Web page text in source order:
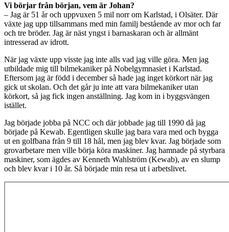
Vi börjar från början, vem är Johan?
– Jag är 51 år och uppvuxen 5 mil norr om Karlstad, i Olsäter. Där
växte jag upp tillsammans med min familj bestående av mor och far
och tre bröder. Jag är näst yngst i barnaskaran och är allmänt
intresserad av idrott.
När jag växte upp visste jag inte alls vad jag ville göra. Men jag
utbildade mig till bilmekaniker på Nobelgymnasiet i Karlstad.
Eftersom jag är född i december så hade jag inget körkort när jag
gick ut skolan. Och det går ju inte att vara bilmekaniker utan
körkort, så jag fick ingen anställning. Jag kom in i byggsvängen
istället.
Jag började jobba på NCC och där jobbade jag till 1990 då jag
började på Kewab. Egentligen skulle jag bara vara med och bygga
ut en golfbana från 9 till 18 hål, men jag blev kvar. Jag började som
grovarbetare men ville börja köra maskiner. Jag hamnade på styrbara
maskiner, som ägdes av Kenneth Wahlström (Kewab), av en slump
och blev kvar i 10 år. Så började min resa ut i arbetslivet.